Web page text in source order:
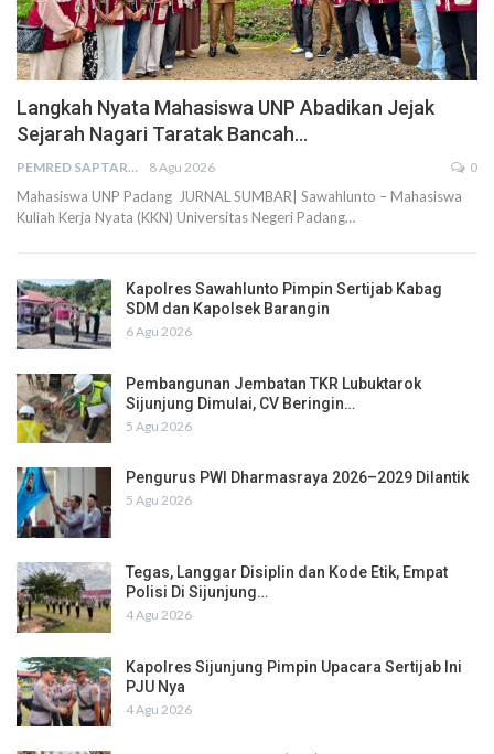
Langkah Nyata Mahasiswa UNP Abadikan Jejak
Sejarah Nagari Taratak Bancah…
PEMRED SAPTARIUS 8 Agu 2026 0
Mahasiswa UNP Padang JURNAL SUMBAR| Sawahlunto – Mahasiswa
Kuliah Kerja Nyata (KKN) Universitas Negeri Padang…
Kapolres Sawahlunto Pimpin Sertijab Kabag
SDM dan Kapolsek Barangin
6 Agu 2026
Pembangunan Jembatan TKR Lubuktarok
Sijunjung Dimulai, CV Beringin…
5 Agu 2026
Pengurus PWI Dharmasraya 2026–2029 Dilantik
5 Agu 2026
Tegas, Langgar Disiplin dan Kode Etik, Empat
Polisi Di Sijunjung…
4 Agu 2026
Kapolres Sijunjung Pimpin Upacara Sertijab Ini
PJU Nya
4 Agu 2026